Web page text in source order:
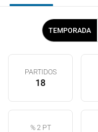
TEMPORADA
PARTIDOS
18
% 2 PT